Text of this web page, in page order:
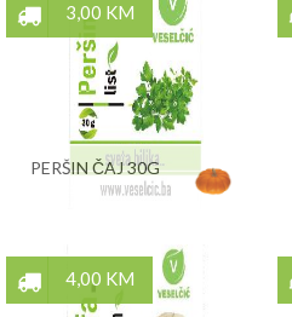
3,00 KM
PERŠIN ČAJ 30G
4,00 KM